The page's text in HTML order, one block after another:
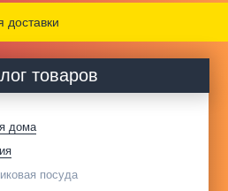
доставки
товаров
дома
посуда